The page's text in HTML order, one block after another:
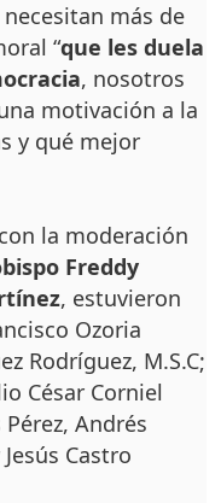
más de
“que les duela
, nosotros
motivación a la
y qué mejor
la moderación
Freddy
, estuvieron
Ozoria
Rodríguez, M.S.C;
César Corniel
Andrés
Castro